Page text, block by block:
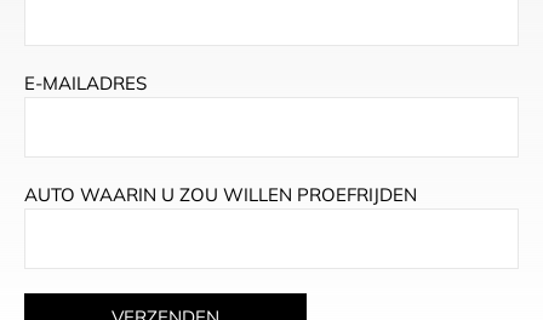
E-MAILADRES
AUTO WAARIN U ZOU WILLEN PROEFRIJDEN